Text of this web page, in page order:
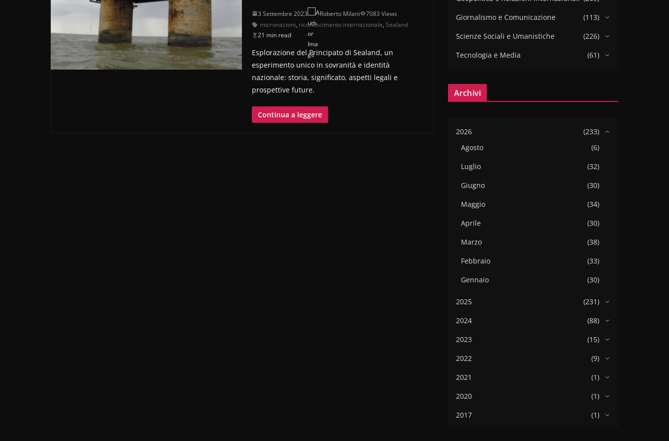
3 Settembre 2023 Roberto Milani
7083 Views
micronazioni, riconoscimento internazionale, Sealand
21 min read
Esplorazione del Principato di Sealand, un
esperimento unico in sovranità e identità
nazionale: storia, significato, aspetti legali e
prospettive future.
Continua a leggere
Giornalismo e Comunicazione
(113)
Scienze Sociali e Umanistiche
(226)
Tecnologia e Media
(61)
Archivi
2026
(233)
Agosto
(6)
Luglio
(32)
Giugno
(30)
Maggio
(34)
Aprile
(30)
Marzo
(38)
Febbraio
(33)
Gennaio
(30)
2025
(231)
2024
(88)
2023
(15)
2022
(9)
2021
(1)
2020
(1)
2017
(1)